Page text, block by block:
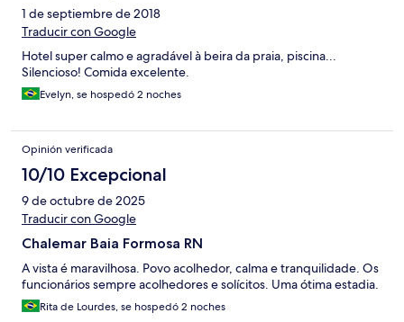
1 de septiembre de 2018
Traducir con Google
Hotel super calmo e agradável à beira da praia, piscina...
Silencioso! Comida excelente.
Evelyn, se hospedó 2 noches
Opinión verificada
10/10 Excepcional
9 de octubre de 2025
Traducir con Google
Chalemar Baia Formosa RN
A vista é maravilhosa. Povo acolhedor, calma e tranquilidade. Os
funcionários sempre acolhedores e solícitos. Uma ótima estadia.
Rita de Lourdes, se hospedó 2 noches